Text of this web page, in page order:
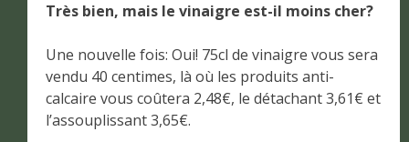
Très bien, mais le vinaigre est-il moins cher?
Une nouvelle fois: Oui! 75cl de vinaigre vous sera
vendu 40 centimes, là où les produits anti-
calcaire vous coûtera 2,48€, le détachant 3,61€ et
l’assouplissant 3,65€.